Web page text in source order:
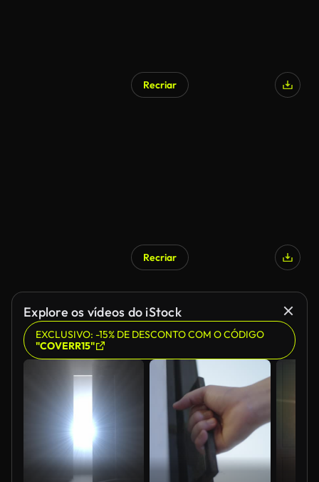
Recriar
Recriar
Explore os vídeos do iStock
EXCLUSIVO: -15% DE DESCONTO COM O CÓDIGO
"COVERR15"